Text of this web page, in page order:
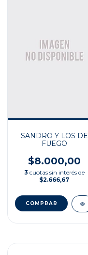
SANDRO Y LOS DE
FUEGO
$8.000,00
3 cuotas sin interés de
$2.666,67